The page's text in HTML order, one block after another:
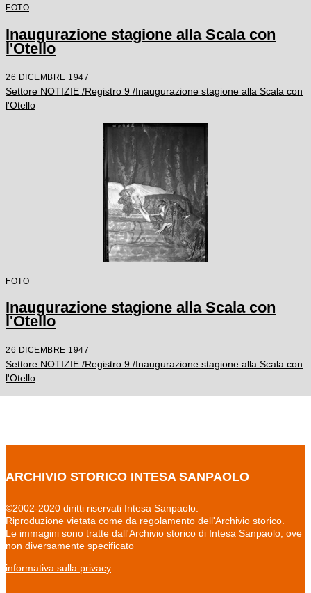
FOTO
Inaugurazione stagione alla Scala con
l'Otello
26 DICEMBRE 1947
Settore NOTIZIE /Registro 9 /Inaugurazione stagione alla Scala con
l'Otello
FOTO
Inaugurazione stagione alla Scala con
l'Otello
26 DICEMBRE 1947
Settore NOTIZIE /Registro 9 /Inaugurazione stagione alla Scala con
l'Otello
ARCHIVIO STORICO INTESA SANPAOLO
©2002-2020 diritti riservati Intesa Sanpaolo.
Riproduzione vietata come da regolamento dell'Archivio storico.
Le immagini sono tratte dall'Archivio storico di Intesa Sanpaolo, ove
non diversamente specificato
informativa sulla privacy